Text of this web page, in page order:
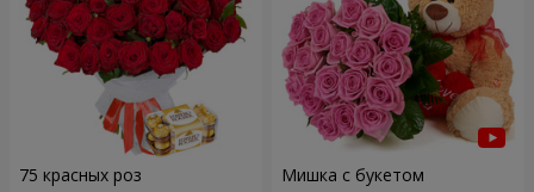
75 красных роз Мишка с букетом